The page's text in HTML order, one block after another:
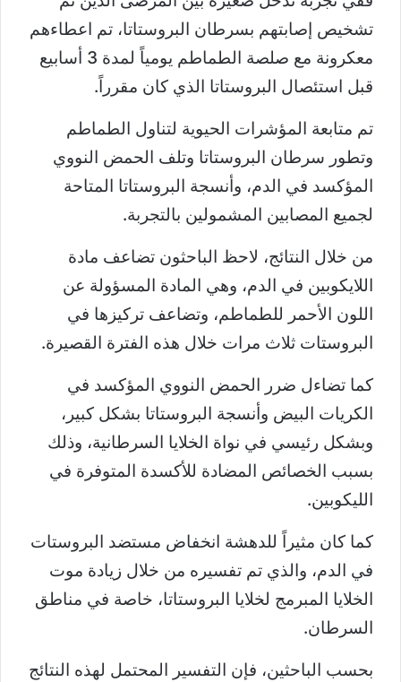
تشخيص إصابتهم بسرطان البروستاتا، تم اعطاءهم
معكرونة مع صلصة الطماطم يومياً لمدة 3 أسابيع
قبل استئصال البروستاتا الذي كان مقرراً.
تم متابعة المؤشرات الحيوية لتناول الطماطم
وتطور سرطان البروستاتا وتلف الحمض النووي
المؤكسد في الدم، وأنسجة البروستاتا المتاحة
لجميع المصابين المشمولين بالتجربة.
من خلال النتائج، لاحظ الباحثون تضاعف مادة
اللايكوبين في الدم، وهي المادة المسؤولة عن
اللون الأحمر للطماطم، وتضاعف تركيزها في
البروستات ثلاث مرات خلال هذه الفترة القصيرة.
كما تضاءل ضرر الحمض النووي المؤكسد في
الكريات البيض وأنسجة البروستاتا بشكل كبير،
وبشكل رئيسي في نواة الخلايا السرطانية، وذلك
بسبب الخصائص المضادة للأكسدة المتوفرة في
الليكوبين.
كما كان مثيراً للدهشة انخفاض مستضد البروستات
في الدم، والذي تم تفسيره من خلال زيادة موت
الخلايا المبرمج لخلايا البروستاتا، خاصة في مناطق
السرطان.
بحسب الباحثين، فإن التفسير المحتمل لهذه النتائج